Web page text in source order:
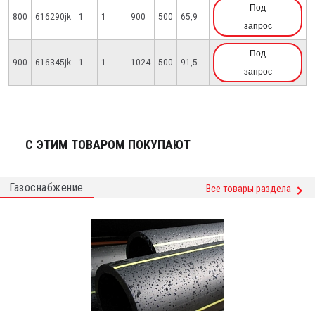
800 616290jk 1 1 900 500 65,9
Под
запрос
900 616345jk 1 1 1024 500 91,5
Под
запрос
С ЭТИМ ТОВАРОМ ПОКУПАЮТ
Газоснабжение Все товары раздела